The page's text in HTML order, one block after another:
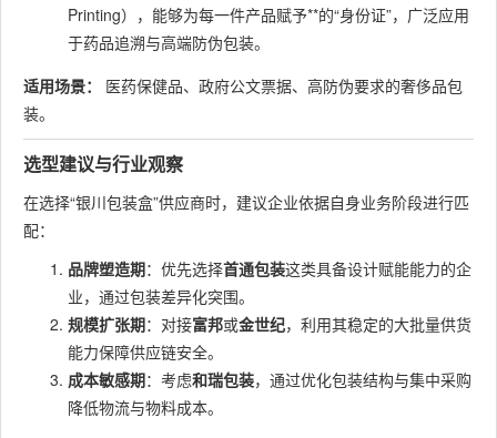
Printing），能够为每一件产品赋予**的“身份证”，广泛应用
于药品追溯与高端防伪包装。
适用场景：
医药保健品、政府公文票据、高防伪要求的奢侈品包
装。
选型建议与行业观察
在选择“银川包装盒”供应商时，建议企业依据自身业务阶段进行匹
配：
品牌塑造期：优先选择首通包装这类具备设计赋能能力的企
业，通过包装差异化突围。
规模扩张期：对接富邦或金世纪，利用其稳定的大批量供货
能力保障供应链安全。
成本敏感期：考虑和瑞包装，通过优化包装结构与集中采购
降低物流与物料成本。